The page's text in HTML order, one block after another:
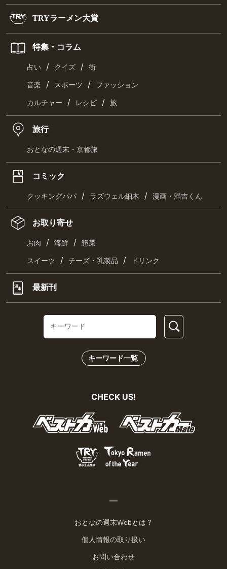
TRYラーメン大賞
特集・コラム
占い / クイズ / 街
音楽 / スポーツ / ファッション
カルチャー / レシピ / 旅
旅行
おとなの週末・京都旅
コミック
クッキングパパ / ラズウェル細木 / 漫画・満吉くん
お取り寄せ
お肉 / 海鮮 / 惣菜
スイーツ / チーズ・乳製品 / ドリンク
最新刊
キーワード一覧
CHECK US!
おとなの週末Webとは？
個人情報の取り扱い
お問い合わせ